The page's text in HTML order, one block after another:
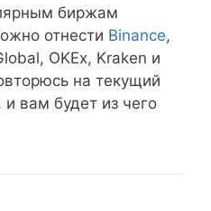
биржам
отнести Binance,
OKEx, Kraken и
на текущий
вам будет из чего